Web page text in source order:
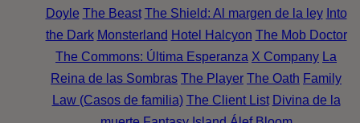
Doyle The Beast The Shield: Al margen de la ley Into
the Dark Monsterland Hotel Halcyon The Mob Doctor
The Commons: Última Esperanza X Company La
Reina de las Sombras The Player The Oath Family
Law (Casos de familia) The Client List Divina de la